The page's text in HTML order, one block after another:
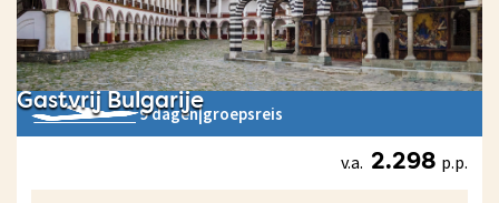
Gastvrij Bulgarije
9 dagen|groepsreis
v.a. 2.298 p.p.